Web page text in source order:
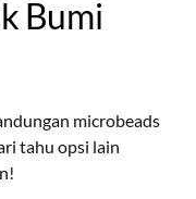
Bumi
microbeads
tahu opsi lain